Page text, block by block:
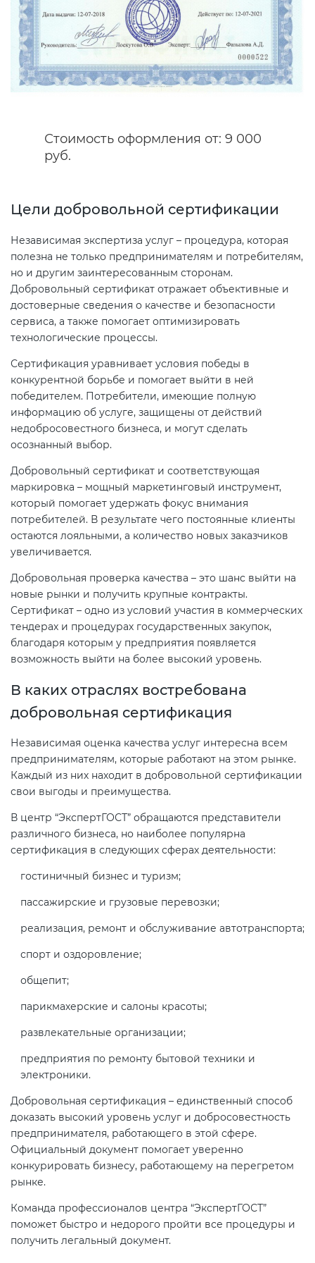
Стоимость оформления от: 9 000
руб.
Цели добровольной сертификации
Независимая экспертиза услуг – процедура, которая
полезна не только предпринимателям и потребителям,
но и другим заинтересованным сторонам.
Добровольный сертификат отражает объективные и
достоверные сведения о качестве и безопасности
сервиса, а также помогает оптимизировать
технологические процессы.
Сертификация уравнивает условия победы в
конкурентной борьбе и помогает выйти в ней
победителем. Потребители, имеющие полную
информацию об услуге, защищены от действий
недобросовестного бизнеса, и могут сделать
осознанный выбор.
Добровольный сертификат и соответствующая
маркировка – мощный маркетинговый инструмент,
который помогает удержать фокус внимания
потребителей. В результате чего постоянные клиенты
остаются лояльными, а количество новых заказчиков
увеличивается.
Добровольная проверка качества – это шанс выйти на
новые рынки и получить крупные контракты.
Сертификат – одно из условий участия в коммерческих
тендерах и процедурах государственных закупок,
благодаря которым у предприятия появляется
возможность выйти на более высокий уровень.
В каких отраслях востребована
добровольная сертификация
Независимая оценка качества услуг интересна всем
предпринимателям, которые работают на этом рынке.
Каждый из них находит в добровольной сертификации
свои выгоды и преимущества.
В центр “ЭкспертГОСТ” обращаются представители
различного бизнеса, но наиболее популярна
сертификация в следующих сферах деятельности:
гостиничный бизнес и туризм;
пассажирские и грузовые перевозки;
реализация, ремонт и обслуживание автотранспорта;
спорт и оздоровление;
общепит;
парикмахерские и салоны красоты;
развлекательные организации;
предприятия по ремонту бытовой техники и
электроники.
Добровольная сертификация – единственный способ
доказать высокий уровень услуг и добросовестность
предпринимателя, работающего в этой сфере.
Официальный документ помогает уверенно
конкурировать бизнесу, работающему на перегретом
рынке.
Команда профессионалов центра “ЭкспертГОСТ”
поможет быстро и недорого пройти все процедуры и
получить легальный документ.
Сертификация спортивных
товаров
Сертификация ресурсов
Декларация ТР ТС
Декларирование косметики (ТР
ТС 009)
Декларирование оборудования
по схеме 5Д (ТР ТС 010)
продукции (ТР ТС 021)
Декларирование алкогольной
продукции (ТР ЕАЭС 047)
Декларирование
электромагнитной
совместимости (ТР ТС 020)
Сертификация детских товаров
(ТР ТС 007)
Сертификация товаров легкой
Сертификация промышленного
оборудования (ТР ТС 010)
Сертификация средств
индивидуальной защиты (ТР ТС
019)
Действующие технические
регламенты